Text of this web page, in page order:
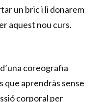
un bric i li donarem
aquest nou curs.
coreografia
que aprendràs sense
corporal per